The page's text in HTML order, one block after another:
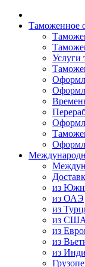
Таможенное
Услуги
из
из ОАЭ
из
из США
из
из
из